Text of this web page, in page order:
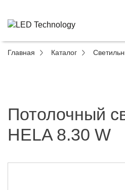
Главная Каталог
Потолочный
HELA 8.30 W